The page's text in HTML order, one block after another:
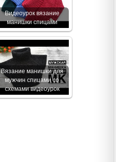
Видеоурок вязание
манишки спицами
Вязание манишки для
мужчин спицами со
схемами видеоурок